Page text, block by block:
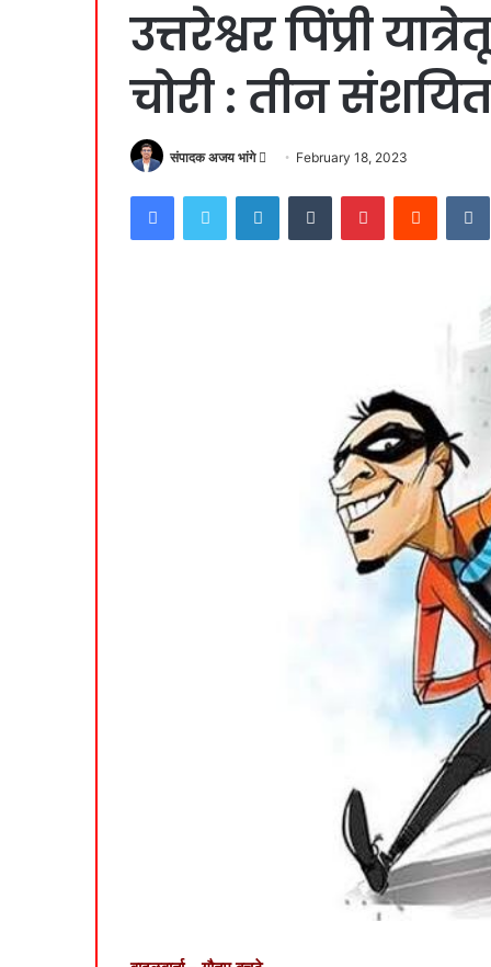
उत्तरेश्वर पिंप्री
चोरी : तीन
संपादक अजय भांगे
Send February 18, 2023
FacebookTwitter LinkedInTumblr PinterestReddit